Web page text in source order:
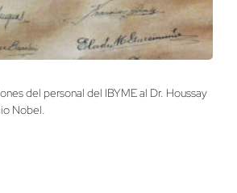
del personal del IBYME al Dr. Houssay
Nobel.